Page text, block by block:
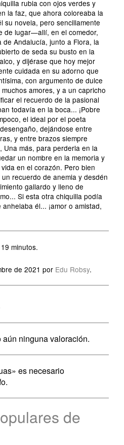
rubia con ojos verdes y
la faz, que ahora coloreaba la
su novela, pero sencillamente
de lugar—allí, en el comedor,
Andalucía, junto a Flora, la
de seda su busto en la
y dijérase que hoy mejor
cuidada en su adorno que
con argumento de dulce
amores, y a un capricho
el recuerdo de la pasional
todavía en la boca... ¡Pobre
el ideal por el poeta
dejándose entre
y entre brazos siempre
Una más, para perderla en la
un nombre en la memoria y
en el corazón. Pero bien
recuerdo de anemia y desdén
gallardo y lleno de
Si esta otra chiquilla podía
él... ¡amor o amistad,
minutos.
de 2021 por Edu Robsy.
ninguna valoración.
es necesario
de